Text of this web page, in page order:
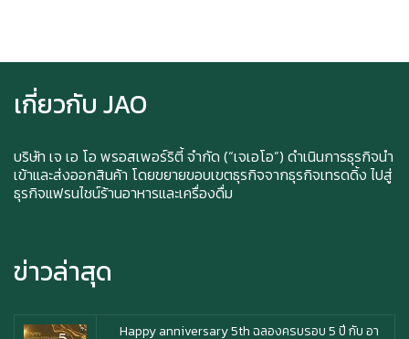
เกี่ยวกับ JAO
บริษัท เจ เอ โอ พรอสเพอร์ริตี้ จำกัด (“เจเอโอ”) ดำเนินการธุรกิจนำ
เข้าและส่งออกสินค้า โดยขยายขอบเขตธุรกิจจากธุรกิจเทรดดิ้ง ไปสู่
ธุรกิจแฟรนไชน์ร้านอาหารและเครื่องดื่ม
ข่าวล่าสุด
Ice cream for take home and delivery
Durian Lover Only